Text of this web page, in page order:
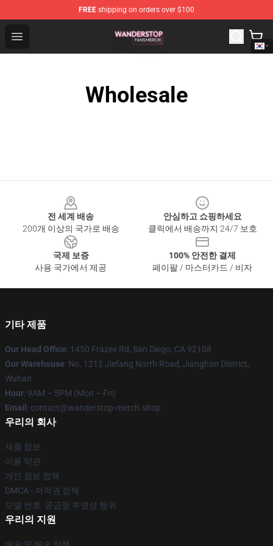
FREE shipping on orders over $100
Open menu
Wanderstop Shop - Official Wanderstop Merchandise
Wholesale
전 세계 배송
200개 이상의 국가로 배송
안심하고 쇼핑하세요
클릭에서 배송까지 24/7 보호
국제 보증
사용 국가에서 제공
100% 안전한 결제
페이팔 / 마스터카드 / 비자
기타 제품
Our Head Office: 1450 Frazee Rd, San Diego, CA 92108
Our Warehouse: No. 1212 Jiefang North Road, Jianghan District,
Wuhan
Hour: 9AM – 5PM (Mon – Fri)
Email : contact@wanderstop-merch.shop
우리의 회사
제품 정보
이용 약관
개인 정보 정책
DMCA - 저작권 정책
모델 번호: 공급망 투명성 행위
우리의 지원